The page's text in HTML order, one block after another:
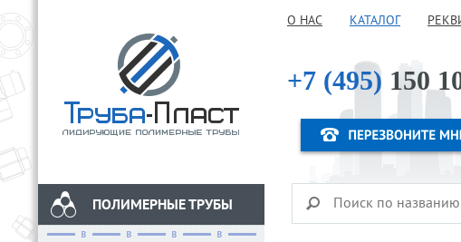
О НАС КАТАЛОГ
+7 (495) 150
ПОЛИМЕРНЫЕ ТРУБЫ